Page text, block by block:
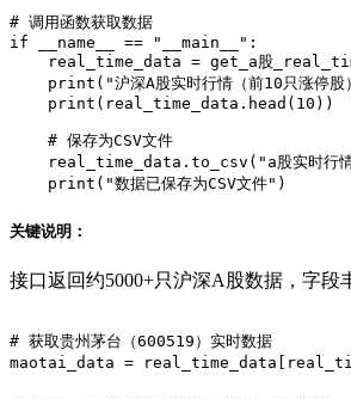
# 调用函数获取数据
if __name__ == "__main__":
real_time_data = get_a股
print("沪深A股实时行情（前10只涨停股
    print(real_time_data.head(10))
    # 保存为CSV文件
real_time_data.to_csv("a股实时
关键说明：
接口返回约5000+只沪深A股数据，字段
# 获取贵州茅台（600519）实时数据